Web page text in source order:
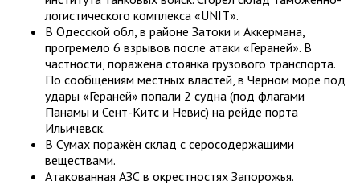
логистического комплекса «UNIT».
В Одесской обл, в районе Затоки и Аккермана,
прогремело 6 взрывов после атаки «Гераней». В
частности, поражена стоянка грузового транспорта.
По сообщениям местных властей, в Чёрном море под
удары «Гераней» попали 2 судна (под флагами
Панамы и Сент-Китс и Невис) на рейде порта
Ильичевск.
В Сумах поражён склад с серосодержащими
веществами.
Атакованная АЗС в окрестностях Запорожья.